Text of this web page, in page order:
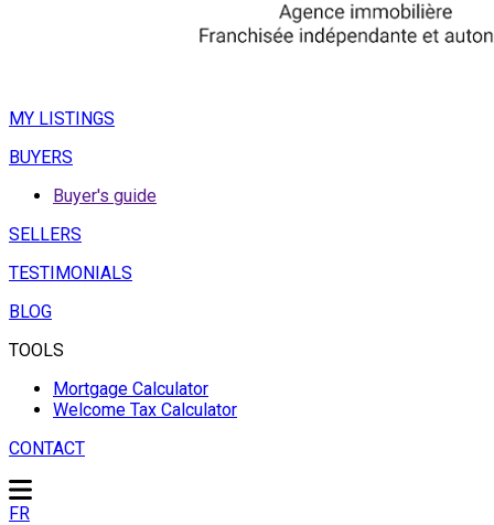
MY LISTINGS
BUYERS
Buyer's guide
SELLERS
TESTIMONIALS
BLOG
TOOLS
Mortgage Calculator
Welcome Tax Calculator
CONTACT
FR